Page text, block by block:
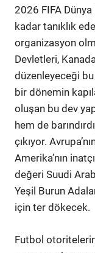
2026 FIFA Dünya
kadar tanıklık
organizasyon
Devletleri,
düzenleyeceği bu
bir dönemin
oluşan bu dev
hem de
çıkıyor.
Amerika’nın
değeri Suudi
Yeşil Burun
için ter dökecek.
Futbol